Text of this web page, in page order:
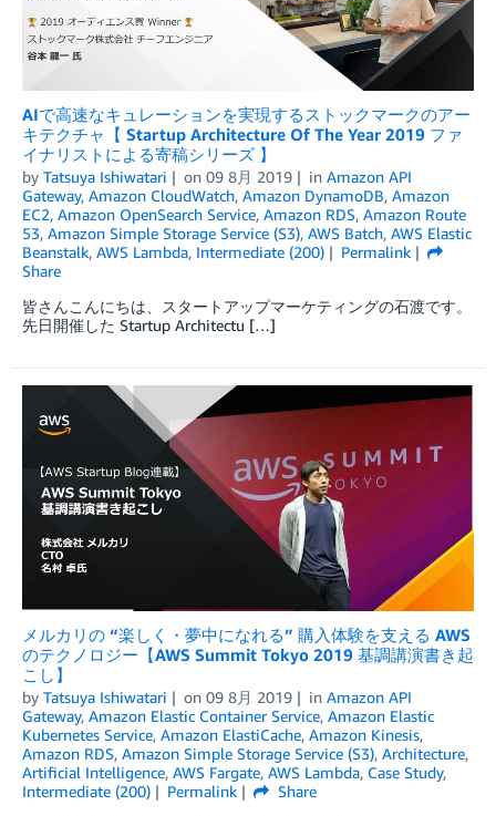
AIで高速なキュレーションを実現するストックマークのアー
キテクチャ【 Startup Architecture Of The Year 2019 ファ
イナリストによる寄稿シリーズ 】
by Tatsuya Ishiwatari on 09 8月 2019 in Amazon API
Gateway, Amazon CloudWatch, Amazon DynamoDB, Amazon
EC2, Amazon OpenSearch Service, Amazon RDS, Amazon Route
53, Amazon Simple Storage Service (S3), AWS Batch, AWS Elastic
Beanstalk, AWS Lambda, Intermediate (200)
Permalink
Share
皆さんこんにちは、スタートアップマーケティングの石渡です。
先日開催した Startup Architectu […]
メルカリの “楽しく・夢中になれる” 購入体験を支える AWS
のテクノロジー【AWS Summit Tokyo 2019 基調講演書き起
こし】
by Tatsuya Ishiwatari on 09 8月 2019 in Amazon API
Gateway, Amazon Elastic Container Service, Amazon Elastic
Kubernetes Service, Amazon ElastiCache, Amazon Kinesis,
Amazon RDS, Amazon Simple Storage Service (S3), Architecture,
Artificial Intelligence, AWS Fargate, AWS Lambda, Case Study,
Intermediate (200)
Permalink
Share